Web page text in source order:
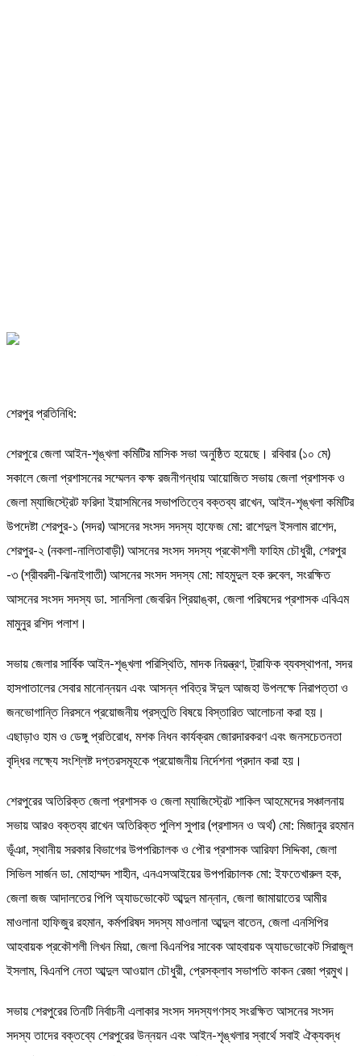
শেরপুর প্রতিনিধি:
শেরপুরে জেলা আইন-শৃঙ্খলা কমিটির মাসিক সভা অনুষ্ঠিত হয়েছে। রবিবার (১০ মে)
সকালে জেলা প্রশাসনের সম্মেলন কক্ষ রজনীগন্ধায় আয়োজিত সভায় জেলা প্রশাসক ও
জেলা ম্যাজিস্ট্রেট ফরিদা ইয়াসমিনের সভাপতিত্বে বক্তব্য রাখেন, আইন-শৃঙ্খলা কমিটির
উপদেষ্টা শেরপুর-১ (সদর) আসনের সংসদ সদস্য হাফেজ মো: রাশেদুল ইসলাম রাশেদ,
শেরপুর-২ (নকলা-নালিতাবাড়ী) আসনের সংসদ সদস্য প্রকৌশলী ফাহিম চৌধুরী, শেরপুর
-৩ (শ্রীবরদী-ঝিনাইগাতী) আসনের সংসদ সদস্য মো: মাহমুদুল হক রুবেল, সংরক্ষিত
আসনের সংসদ সদস্য ডা. সানসিলা জেবরিন প্রিয়াঙ্কা, জেলা পরিষদের প্রশাসক এবিএম
মামুনুর রশিদ পলাশ।
সভায় জেলার সার্বিক আইন-শৃঙ্খলা পরিস্থিতি, মাদক নিয়ন্ত্রণ, ট্রাফিক ব্যবস্থাপনা, সদর
হাসপাতালের সেবার মানোন্নয়ন এবং আসন্ন পবিত্র ঈদুল আজহা উপলক্ষে নিরাপত্তা ও
জনভোগান্তি নিরসনে প্রয়োজনীয় প্রস্তুতি বিষয়ে বিস্তারিত আলোচনা করা হয়।
এছাড়াও হাম ও ডেঙ্গু প্রতিরোধ, মশক নিধন কার্যক্রম জোরদারকরণ এবং জনসচেতনতা
বৃদ্ধির লক্ষ্যে সংশ্লিষ্ট দপ্তরসমূহকে প্রয়োজনীয় নির্দেশনা প্রদান করা হয়।
শেরপুরের অতিরিক্ত জেলা প্রশাসক ও জেলা ম্যাজিস্ট্রেট শাকিল আহমেদের সঞ্চালনায়
সভায় আরও বক্তব্য রাখেন অতিরিক্ত পুলিশ সুপার (প্রশাসন ও অর্থ) মো: মিজানুর রহমান
ভূঁঞা, স্থানীয় সরকার বিভাগের উপপরিচালক ও পৌর প্রশাসক আরিফা সিদ্দিকা, জেলা
সিভিল সার্জন ডা. মোহাম্মদ শাহীন, এনএসআইয়ের উপপরিচালক মো: ইফতেখারুল হক,
জেলা জজ আদালতের পিপি অ্যাডভোকেট আব্দুল মান্নান, জেলা জামায়াতের আমীর
মাওলানা হাফিজুর রহমান, কর্মপরিষদ সদস্য মাওলানা আব্দুল বাতেন, জেলা এনসিপির
আহবায়ক প্রকৌশলী লিখন মিয়া, জেলা বিএনপির সাবেক আহবায়ক অ্যাডভোকেট সিরাজুল
ইসলাম, বিএনপি নেতা আব্দুল আওয়াল চৌধুরী, প্রেসক্লাব সভাপতি কাকন রেজা প্রমুখ।
সভায় শেরপুরের তিনটি নির্বাচনী এলাকার সংসদ সদস্যগণসহ সংরক্ষিত আসনের সংসদ
সদস্য তাদের বক্তব্যে শেরপুরের উন্নয়ন এবং আইন-শৃঙ্খলার স্বার্থে সবাই ঐক্যবদ্ধ